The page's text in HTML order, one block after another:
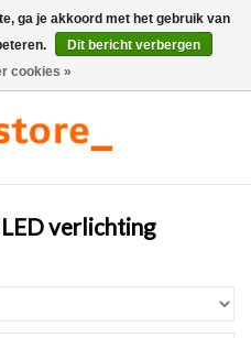
0 Artikelen - €0,00
verlichting
ga je akkoord met het gebruik van
Dit bericht verbergen
cookies »